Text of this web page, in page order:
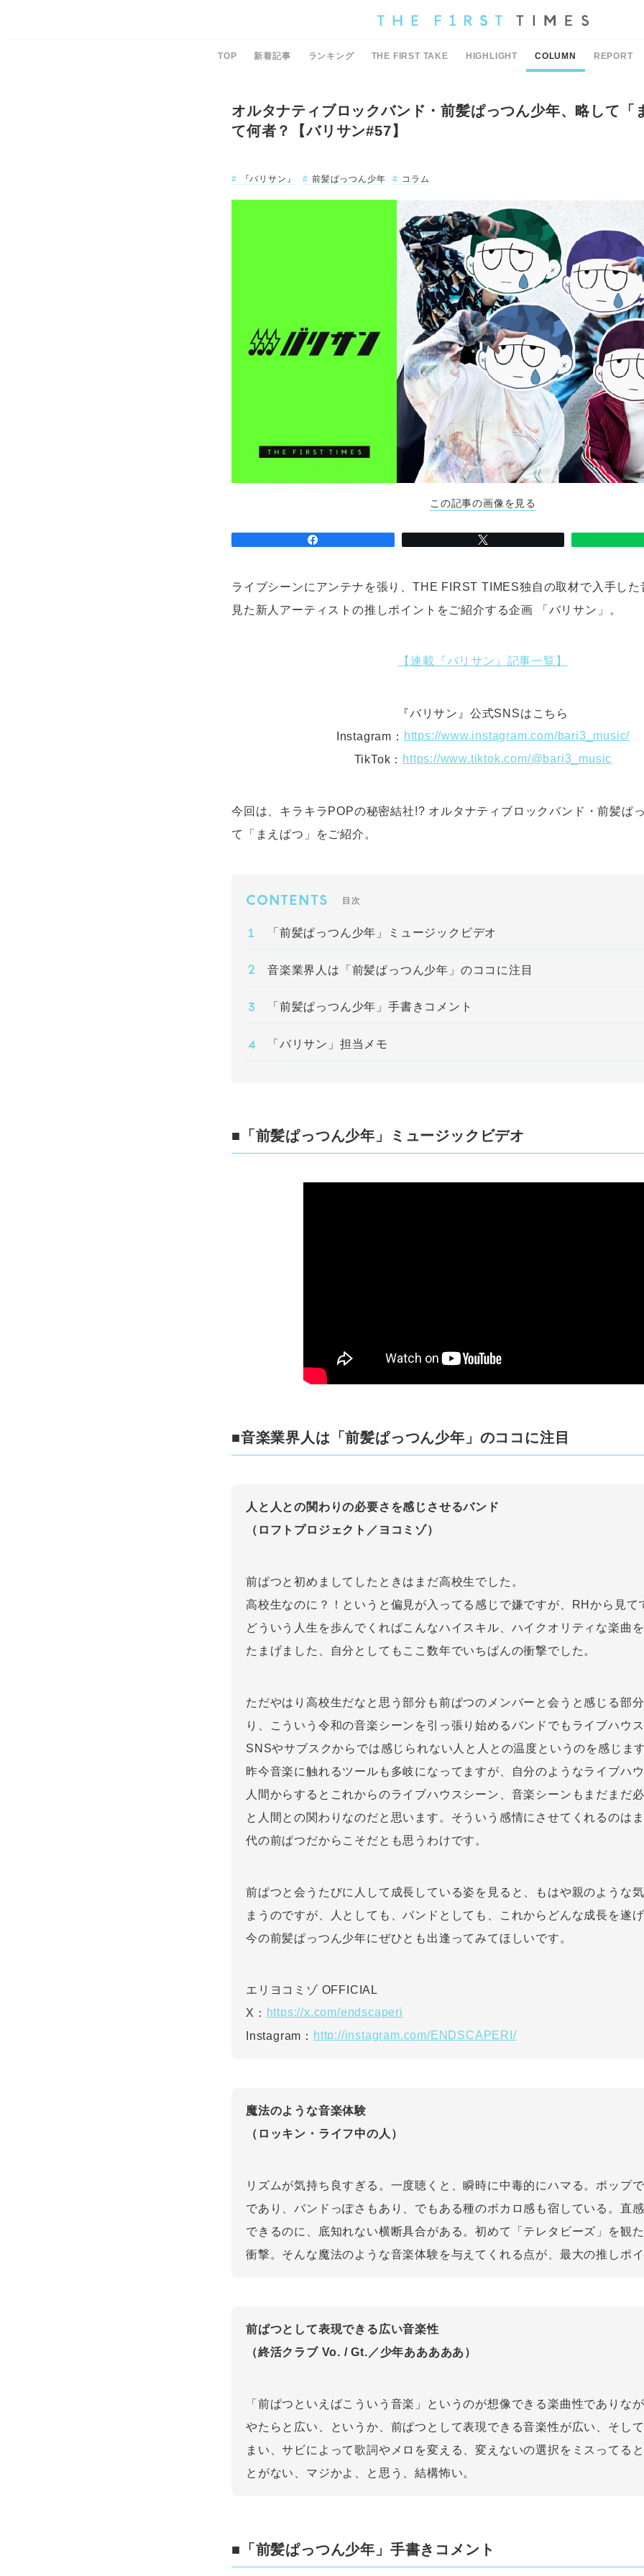
TOP 新着記事 ランキング THE FIRST TAKE HIGHLIGHT COLUMN REPORT
オルタナティブロックバンド・前髪ぱっつん少年、略して「
て何者？【バリサン#57】
『バリサン』
前髪ぱっつん少年 コラム
この記事の画像を見る
ライブシーンにアンテナを張り、THE FIRST TIMES独自の取材で入手した
見た新人アーティストの推しポイントをご紹介する企画 「バリサン」。
【連載『バリサン』記事一覧】
『バリサン』公式SNSはこちら
Instagram： https://www.instagram.com/bari3_music/
TikTok： https://www.tiktok.com/@bari3_music
今回は、キラキラPOPの秘密結社!? オルタナティブロックバンド・前髪ぱ
て「まえぱつ」をご紹介。
CONTENTS 目次
「前髪ぱっつん少年」ミュージックビデオ
音楽業界人は「前髪ぱっつん少年」のココに注目
「前髪ぱっつん少年」手書きコメント
「バリサン」担当メモ
■「前髪ぱっつん少年」ミュージックビデオ
■音楽業界人は「前髪ぱっつん少年」のココに注目
人と人との関わりの必要さを感じさせるバンド
（ロフトプロジェクト／ヨコミゾ）
前ぱつと初めましてしたときはまだ高校生でした。
高校生なのに？！というと偏見が入ってる感じで嫌ですが、RHから見て
どういう人生を歩んでくればこんなハイスキル、ハイクオリティな楽曲
たまげました、自分としてもここ数年でいちばんの衝撃でした。
ただやはり高校生だなと思う部分も前ぱつのメンバーと会うと感じる部
り、こういう令和の音楽シーンを引っ張り始めるバンドでもライブハウス
SNSやサブスクからでは感じられない人と人との温度というのを感じます
昨今音楽に触れるツールも多岐になってますが、自分のようなライブハ
人間からするとこれからのライブハウスシーン、音楽シーンもまだまだ
と人間との関わりなのだと思います。そういう感情にさせてくれるのは
代の前ぱつだからこそだとも思うわけです。
前ぱつと会うたびに人して成長している姿を見ると、もはや親のような
まうのですが、人としても、バンドとしても、これからどんな成長を遂げ
今の前髪ぱっつん少年にぜひとも出逢ってみてほしいです。
エリヨコミゾ OFFICIAL
X： https://x.com/endscaperi
Instagram： http://instagram.com/ENDSCAPERI/
魔法のような音楽体験
（ロッキン・ライフ中の人）
リズムが気持ち良すぎる。一度聴くと、瞬時に中毒的にハマる。ポップ
であり、バンドっぽさもあり、でもある種のボカロ感も宿している。直
できるのに、底知れない横断具合がある。初めて「テレタビーズ」を観
衝撃。そんな魔法のような音楽体験を与えてくれる点が、最大の推しポイ
前ぱつとして表現できる広い音楽性
（終活クラブ Vo. / Gt.／少年あああああ）
「前ぱつといえばこういう音楽」というのが想像できる楽曲性でありな
やたらと広い、というか、前ぱつとして表現できる音楽性が広い、そし
まい、サビによって歌詞やメロを変える、変えないの選択をミスってる
とがない、マジかよ、と思う、結構怖い。
■「前髪ぱっつん少年」手書きコメント